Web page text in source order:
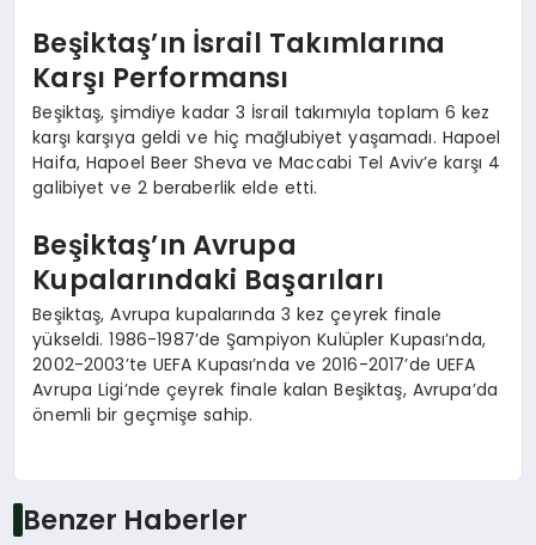
Beşiktaş’ın İsrail Takımlarına
Karşı Performansı
Beşiktaş, şimdiye kadar 3 İsrail takımıyla toplam 6 kez
karşı karşıya geldi ve hiç mağlubiyet yaşamadı. Hapoel
Haifa, Hapoel Beer Sheva ve Maccabi Tel Aviv’e karşı 4
galibiyet ve 2 beraberlik elde etti.
Beşiktaş’ın Avrupa
Kupalarındaki Başarıları
Beşiktaş, Avrupa kupalarında 3 kez çeyrek finale
yükseldi. 1986-1987’de Şampiyon Kulüpler Kupası’nda,
2002-2003’te UEFA Kupası’nda ve 2016-2017’de UEFA
Avrupa Ligi’nde çeyrek finale kalan Beşiktaş, Avrupa’da
önemli bir geçmişe sahip.
Benzer Haberler